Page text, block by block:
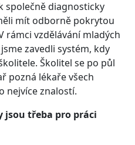
společně diagnosticky
mít odborně pokrytou
rámci vzdělávání mladých
zavedli systém, kdy
Školitel se po půl
pozná lékaře všech
nejvíce znalostí.
jsou třeba pro práci